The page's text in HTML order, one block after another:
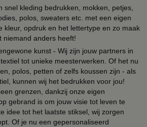
snel kleding bedrukken, mokken, petjes,
polos, sweaters etc. met een eigen
kleur, opdruk en het lettertype en zo maak
niemand anders heeft!
kunst - Wij zijn jouw partners in
tot unieke meesterwerken. Of het nu
polos, petten of zelfs koussen zijn - als
kunnen wij het bedrukken voor jou!
grenzen, dankzij onze eigen
gebrand is om jouw visie tot leven te
idee tot het laatste stiksel, wij zorgen
Of je nu een gepersonaliseerd